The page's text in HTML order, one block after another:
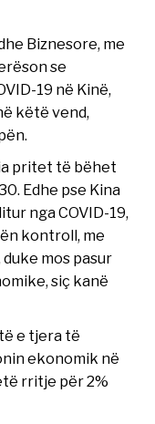
Biznesore, me
se
19 në Kinë,
këtë vend,
pritet të bëhet
Edhe pse Kina
nga COVID-19,
kontroll, me
mos pasur
siç kanë
e tjera të
ekonomik në
rritje për 2%